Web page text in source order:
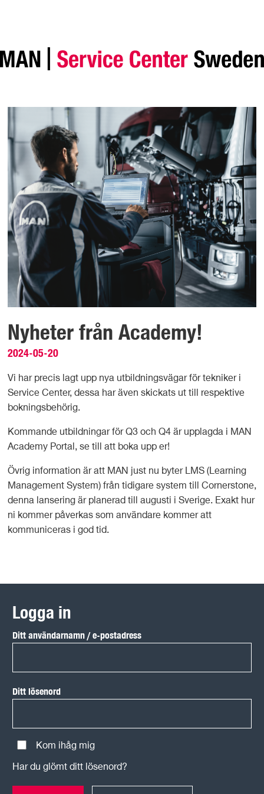
Nyheter från Academy!
2024-05-20
Vi har precis lagt upp nya utbildningsvägar för tekniker i
Service Center, dessa har även skickats ut till respektive
bokningsbehörig.
Kommande utbildningar för Q3 och Q4 är upplagda i MAN
Academy Portal, se till att boka upp er!
Övrig information är att MAN just nu byter LMS (Learning
Management System) från tidigare system till Cornerstone,
denna lansering är planerad till augusti i Sverige. Exakt hur
ni kommer påverkas som användare kommer att
kommuniceras i god tid.
Logga in
Ditt användarnamn / e-postadress
Ditt lösenord
Kom ihåg mig
Har du glömt ditt lösenord?